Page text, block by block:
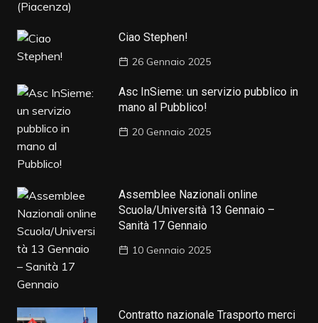
Ciao Stephen!
26 Gennaio 2025
Asc InSieme: un servizio pubblico in
mano al Pubblico!
20 Gennaio 2025
Assemblee Nazionali online
Scuola/Università 13 Gennaio –
Sanità 17 Gennaio
10 Gennaio 2025
Contratto nazionale Trasporto merci